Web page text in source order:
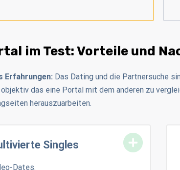
im Test: Vorteile und
Erfahrungen: Das Dating und die Partnersuche
das eine Portal mit dem anderen zu
herauszuarbeiten.
Singles
Dates.